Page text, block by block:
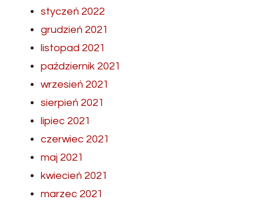
styczeń 2022
grudzień 2021
listopad 2021
październik 2021
wrzesień 2021
sierpień 2021
lipiec 2021
czerwiec 2021
maj 2021
kwiecień 2021
marzec 2021